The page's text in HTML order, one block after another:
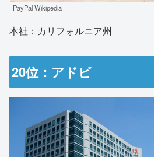
PayPal Wikipedia
本社：カリフォルニア州
20位：アドビ